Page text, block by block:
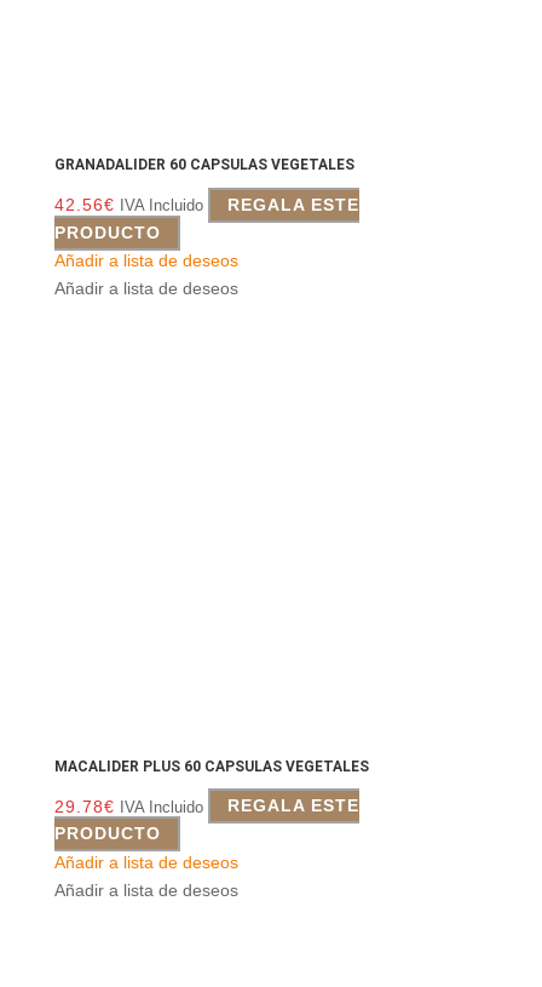
GRANADALIDER 60 CAPSULAS VEGETALES
42.56€ IVA Incluido
REGALA ESTE
PRODUCTO
Añadir a lista de deseos
Añadir a lista de deseos
MACALIDER PLUS 60 CAPSULAS VEGETALES
29.78€ IVA Incluido
REGALA ESTE
PRODUCTO
Añadir a lista de deseos
Añadir a lista de deseos